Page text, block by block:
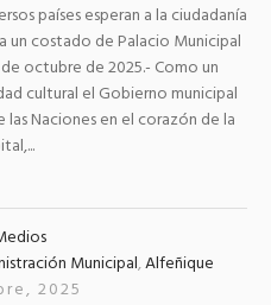
países esperan a la ciudadanía
un costado de Palacio Municipal
octubre de 2025.- Como un
cultural el Gobierno municipal
Naciones en el corazón de la
Municipal,Alfeñique
2025